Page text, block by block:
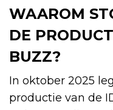
WAAROM
DE
BUZZ?
In oktober 2025
productie van de